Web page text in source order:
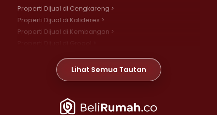
Properti Dijual di Cengkareng >
Properti Dijual di Kalideres >
Properti Dijual di Kembangan >
Properti Dijual di Meruya >
Properti Dijual di Jelambar >
Properti Dijual di Jakarta Pusat >
Lihat Semua Tautan